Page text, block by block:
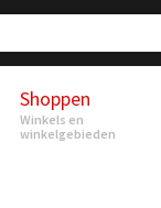
Shoppen
Winkels en
winkelgebieden